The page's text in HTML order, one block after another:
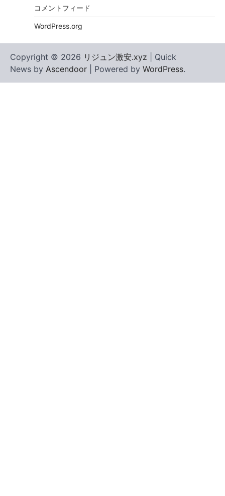
コメントフィード
WordPress.org
Copyright © 2026 リジュン激安.xyz | Quick
News by Ascendoor | Powered by WordPress.